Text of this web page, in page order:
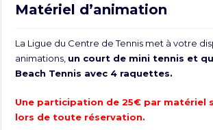
Matériel d’animation
La Ligue du Centre de Tennis met à votre
animations, un court de mini tennis et
Beach Tennis avec 4 raquettes.
Une participation de 25€ par matériel
lors de toute réservation.